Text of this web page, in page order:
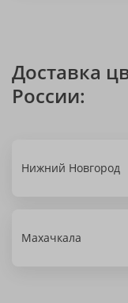
Доставка
России:
Нижний Новгород
Махачкала